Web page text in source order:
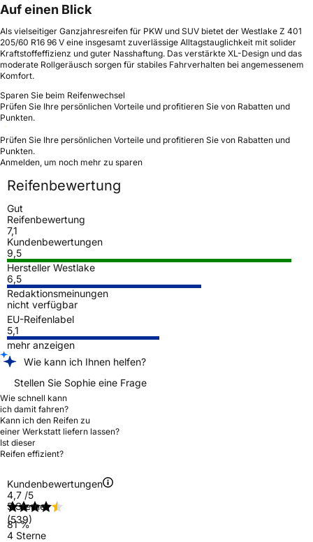
Auf einen Blick
Als vielseitiger Ganzjahresreifen für PKW und SUV bietet der Westlake Z 401
205/60 R16 96 V eine insgesamt zuverlässige Alltagstauglichkeit mit solider
Kraftstoffeffizienz und guter Nasshaftung. Das verstärkte XL-Design und das
moderate Rollgeräusch sorgen für stabiles Fahrverhalten bei angemessenem
Komfort.
Sparen Sie beim Reifenwechsel
Prüfen Sie Ihre persönlichen Vorteile und profitieren Sie von Rabatten und
Punkten.
Prüfen Sie Ihre persönlichen Vorteile und profitieren Sie von Rabatten und
Punkten.
Anmelden, um noch mehr zu sparen
Reifenbewertung
Gut
Reifenbewertung
7,1
Kundenbewertungen
9,5
Hersteller Westlake
6,5
Redaktionsmeinungen
nicht verfügbar
EU-Reifenlabel
5,1
mehr anzeigen
Wie kann ich Ihnen helfen?
Stellen Sie Sophie eine Frage
Wie schnell kann
ich damit fahren?
Kann ich den Reifen zu
einer Werkstatt liefern lassen?
Ist dieser
Reifen effizient?
Kundenbewertungen
4,7 /5
(539)
5 Sterne
81 %
4 Sterne